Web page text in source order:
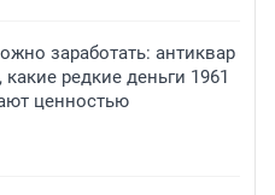
заработать: антиквар
редкие деньги 1961
ценностью